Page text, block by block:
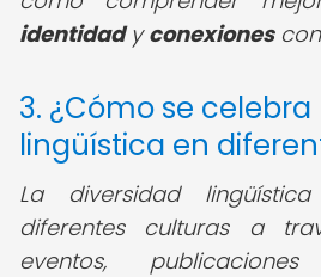
identidadyconexionescon
3. ¿Cómo se
lingüística en
La diversidad
diferentes culturas a
eventos,